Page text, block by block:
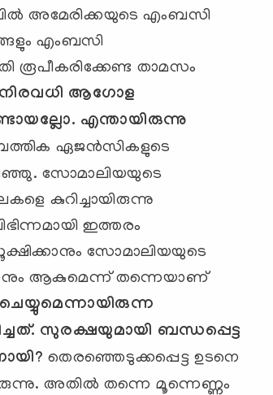
അമേരിക്കയുടെ എംബസി
എംബസി
രൂപീകരിക്കേണ്ട താമസം
നിരവധി ആഗോള
എന്തായിരുന്നു
ഏജന്‍സികളുടെ
സോമാലിയയുടെ
കുറിച്ചായിരുന്നു
ഇത്തരം
സോമാലിയയുടെ
ആകുമെന്ന് തന്നെയാണ്
സുരക്ഷയുമായി ബന്ധപ്പെട്ട
? തെരഞ്ഞെടുക്കപ്പെട്ട ഉടനെ
അതില്‍ തന്നെ മൂന്നെണ്ണം